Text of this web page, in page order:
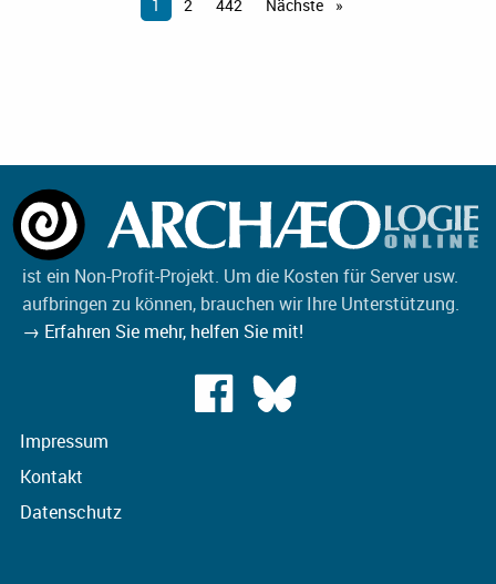
1 2 442 Nächste
ist ein Non-Profit-Projekt. Um die Kosten für Server usw.
aufbringen zu können, brauchen wir Ihre Unterstützung.
→ Erfahren Sie mehr, helfen Sie mit!
Impressum
Kontakt
Datenschutz